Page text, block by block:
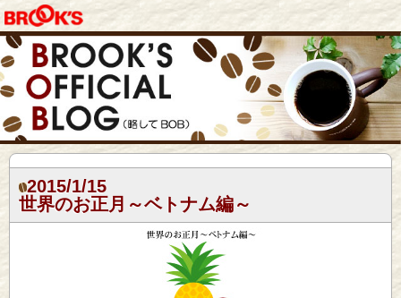
2015/1/15
世界のお正月～ベトナム編～